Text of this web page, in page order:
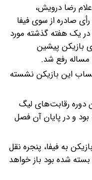
رضا درویش،
صادره از سوی فیفا
یک هفته گذشته مورد
بازیکن پیشین
رفع شد.
این بازیکن نشسته
دوره رقابت‌های لیگ
و در پایان آن فصل
به فیفا، پنجره نقل
بسته شده بود باز خواهد